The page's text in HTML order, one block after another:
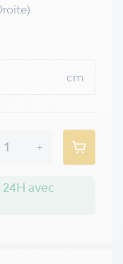
cm
+
avec